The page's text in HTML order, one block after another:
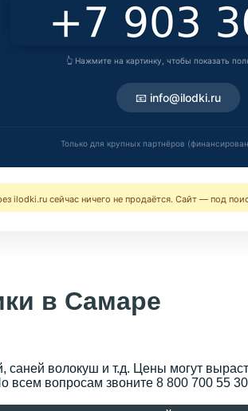
👆 Нажмите на картинку, чтобы показать
📧 info@ilodki.ru
Только для крупных партнёров
ilodki.ru сейчас ничего не продаётся. Сайт — под
в Самаре
волокуш и т.д. Цены могут
вопросам звоните 8 800 700 55